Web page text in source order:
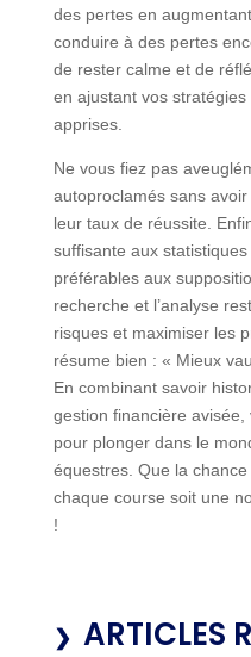
des pertes en
conduire à des pertes
de rester calme et de
en ajustant vos
apprises.
Ne vous fiez pas
autoproclamés sans
leur taux de réussite.
suffisante aux
préférables aux
recherche et l’analyse
risques et maximiser les
résume bien : « Mieux
En combinant savoir
gestion financière
pour plonger dans le
équestres. Que la
chaque course soit une
!
ARTICLES